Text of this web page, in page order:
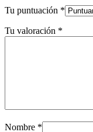
Tu puntuación *
Tu valoración *
Nombre *